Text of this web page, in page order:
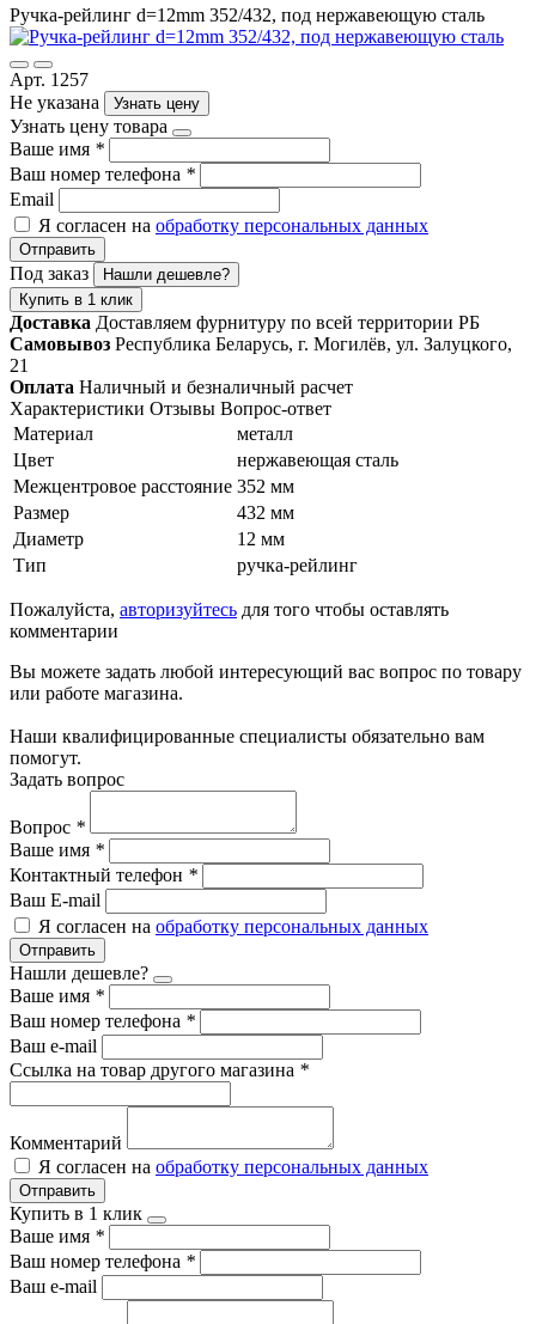
Ручка-рейлинг d=12mm 352/432, под нержавеющую сталь
Арт. 1257
Не указана
Узнать цену
Узнать цену товара
Ваше имя *
Ваш номер телефона *
Email
Я согласен на обработку персональных данных
Отправить
Под заказ
Нашли дешевле?
Купить в 1 клик
Доставка Доставляем фурнитуру по всей территории РБ
Самовывоз Республика Беларусь, г. Могилёв, ул. Залуцкого,
21
Оплата Наличный и безналичный расчет
Характеристики Отзывы Вопрос-ответ
Материал
металл
Цвет
нержавеющая сталь
Межцентровое расстояние 352 мм
Размер
432 мм
Диаметр
12 мм
Тип
ручка-рейлинг
Пожалуйста, авторизуйтесь для того чтобы оставлять
комментарии
Вы можете задать любой интересующий вас вопрос по товару
или работе магазина.
Наши квалифицированные специалисты обязательно вам
помогут.
Задать вопрос
Вопрос *
Ваше имя *
Контактный телефон *
Ваш E-mail
Я согласен на обработку персональных данных
Отправить
Нашли дешевле?
Ваше имя *
Ваш номер телефона *
Ваш e-mail
Ссылка на товар другого магазина *
Комментарий
Я согласен на обработку персональных данных
Отправить
Купить в 1 клик
Ваше имя *
Ваш номер телефона *
Ваш e-mail